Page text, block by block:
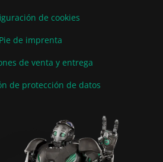
de cookies
Pie de imprenta
de venta y entrega
de protección de datos